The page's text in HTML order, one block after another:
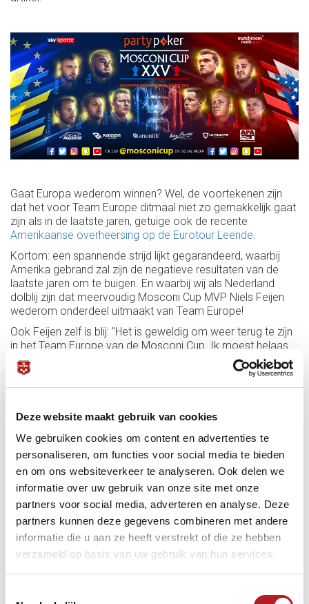
Deze website maakt gebruik van cookies
We gebruiken cookies om content en advertenties te
personaliseren, om functies voor social media te bieden
en om ons websiteverkeer te analyseren. Ook delen we
informatie over uw gebruik van onze site met onze
partners voor social media, adverteren en analyse. Deze
partners kunnen deze gegevens combineren met andere
informatie die u aan ze heeft verstrekt of die ze hebben
verzameld op basis van uw gebruik van hun services.
Gaat Europa wederom winnen? Wel, de voortekenen zijn
dat het voor Team Europe ditmaal niet zo gemakkelijk gaat
zijn als in de laatste jaren, getuige ook de recente
Amerikaanse overheersing op de Eurotour Leende
Kortom: een spannende strijd lijkt gegarandeerd, waarbij
Amerika gebrand zal zijn de negatieve resultaten van de
laatste jaren om te buigen. En waarbij wij als Nederland
dolblij zijn dat meervoudig Mosconi Cup MVP Niels Feijen
wederom onderdeel uitmaakt van Team Europe!
Ook Feijen zelf is blij: "Het is geweldig om weer terug te zijn
in het Team Europe van de Mosconi Cup. Ik moest helaas
een jaartje missen vanwege mijn elleboogblessure, maar nu
ben ik er weer bij. Ik heb geweldige herinneringen aan de
Mosconi Cup - en ben ervan overtuigd dat we met dit sterke
opbouwen."
De gestage terugkeer van Feijen aan de internationale top
is fijn voor hemzelf en geweldig voor Nederland, dat door
de jaren heen zo'n prominente rol heeft gespeeld in de
Mosconi Cup. Bijvoorbeeld ook met Nick van den Berg, die
ditmaal niet in het Team Europe zit, maar die afgelopen
weekend wel het NK 9-ball in Alkmaar op zijn naam wist te
schrijven.